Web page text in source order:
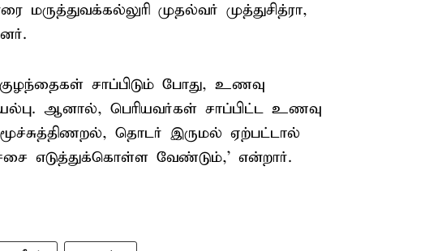
முதல்வர் முத்துசித்ரா,
சாப்பிடும் போது, உணவு
ஆனால், பெரியவர்கள் சாப்பிட்ட உணவு
தொடர் இருமல் ஏற்பட்டால்
எடுத்துக்கொள்ள வேண்டும்,' என்றார்.